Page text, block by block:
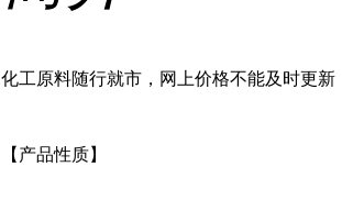
化工原料随行就市，网上价格不能及时更
【产品性质】